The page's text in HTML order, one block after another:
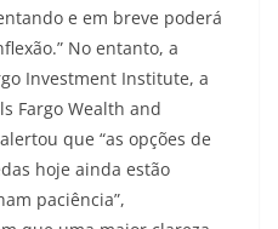
e em breve poderá
No entanto, a
Investment Institute, a
Fargo Wealth and
que “as opções de
hoje ainda estão
paciência”,